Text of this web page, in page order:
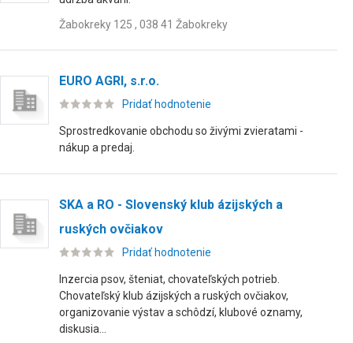
Žabokreky 125 , 038 41 Žabokreky
EURO AGRI, s.r.o.
Pridať hodnotenie
Sprostredkovanie obchodu so živými zvieratami -
nákup a predaj.
SKA a RO - Slovenský klub ázijských a
ruských ovčiakov
Pridať hodnotenie
Inzercia psov, šteniat, chovateľských potrieb.
Chovateľský klub ázijských a ruských ovčiakov,
organizovanie výstav a schôdzí, klubové oznamy,
diskusia...